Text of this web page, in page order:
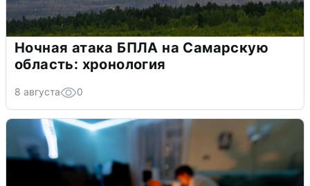
Ночная атака БПЛА на Самарскую
область: хронология
8 августа 0